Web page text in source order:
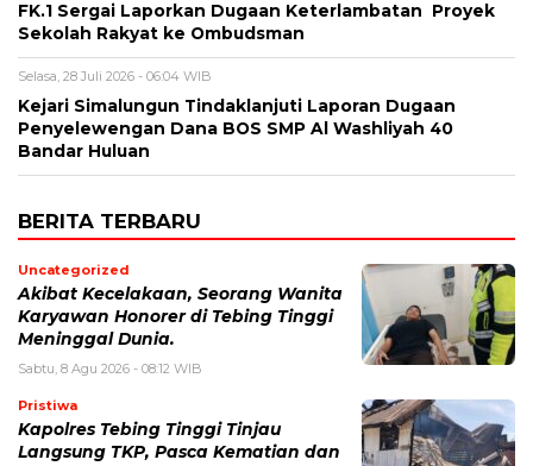
FK.1 Sergai Laporkan Dugaan Keterlambatan Proyek
Sekolah Rakyat ke Ombudsman
Selasa, 28 Juli 2026 - 06:04 WIB
Kejari Simalungun Tindaklanjuti Laporan Dugaan
Penyelewengan Dana BOS SMP Al Washliyah 40
Bandar Huluan
BERITA TERBARU
Uncategorized
Akibat Kecelakaan, Seorang Wanita
Karyawan Honorer di Tebing Tinggi
Meninggal Dunia.
Sabtu, 8 Agu 2026 - 08:12 WIB
Pristiwa
Kapolres Tebing Tinggi Tinjau
Langsung TKP, Pasca Kematian dan